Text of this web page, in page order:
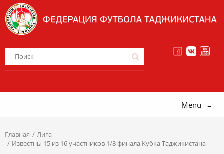
Menu ≡
Главная
Лига
Известны 15 из 16 участников 1/8 финала Кубка Таджикистана